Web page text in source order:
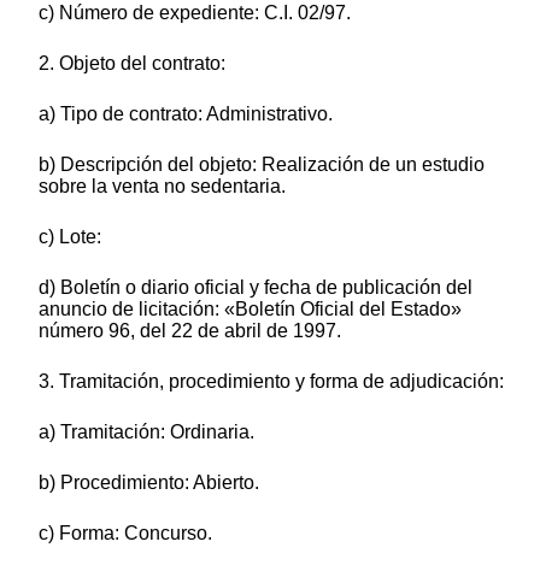
c) Número de expediente: C.I. 02/97.
2. Objeto del contrato:
a) Tipo de contrato: Administrativo.
b) Descripción del objeto: Realización de un estudio
sobre la venta no sedentaria.
c) Lote:
d) Boletín o diario oficial y fecha de publicación del
anuncio de licitación: «Boletín Oficial del Estado»
número 96, del 22 de abril de 1997.
3. Tramitación, procedimiento y forma de adjudicación:
a) Tramitación: Ordinaria.
b) Procedimiento: Abierto.
c) Forma: Concurso.